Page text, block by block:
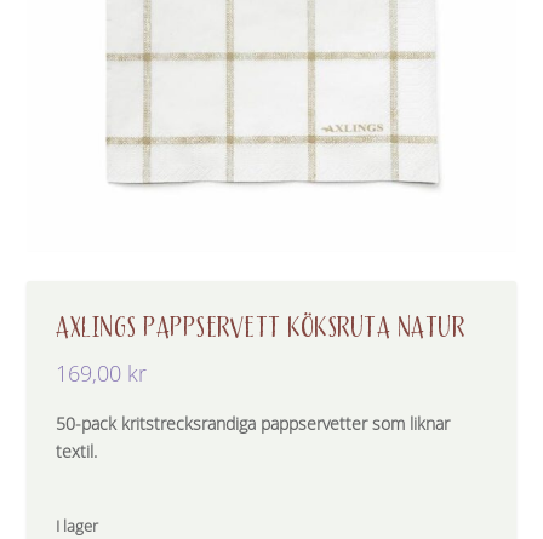
AXLINGS PAPPSERVETT KÖKSRUTA NATUR
169,00 kr
50-pack kritstrecksrandiga pappservetter som liknar
textil.
I lager